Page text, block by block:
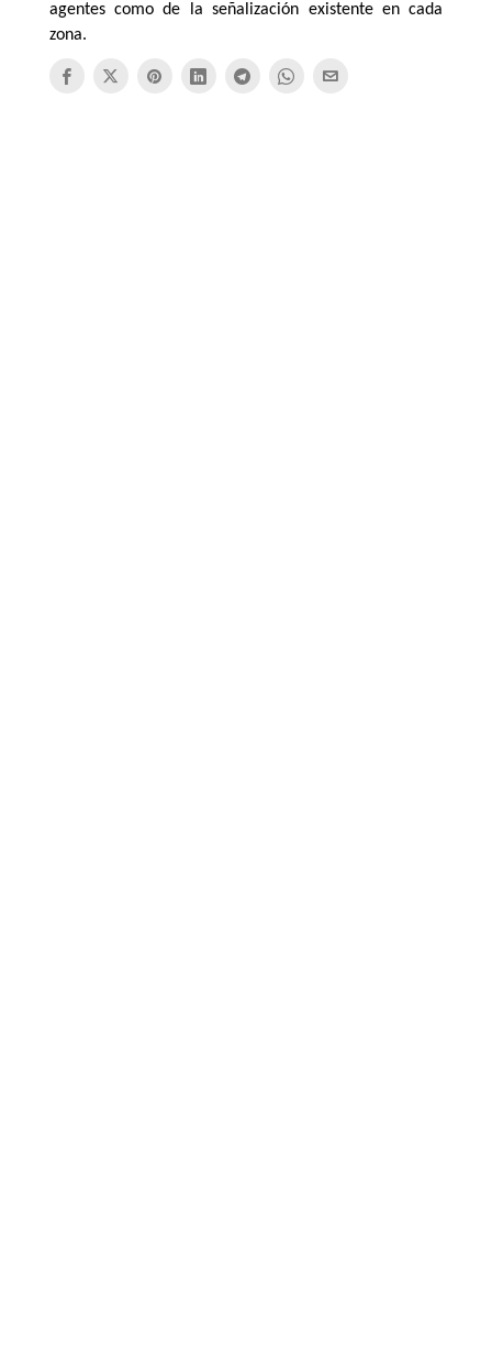
agentes como de la señalización existente en cada
zona.